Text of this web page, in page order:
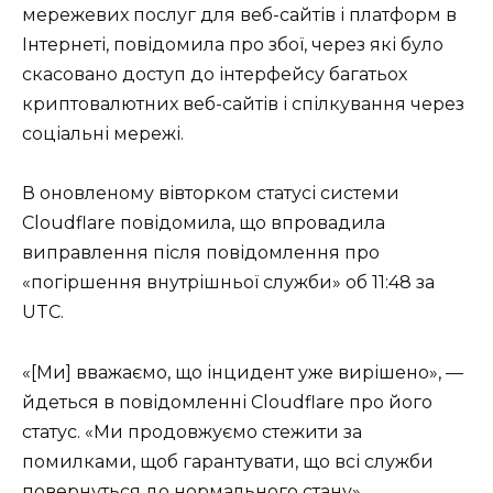
мережевих послуг для веб-сайтів і платформ в
Інтернеті, повідомила про збої, через які було
скасовано доступ до інтерфейсу багатьох
криптовалютних веб-сайтів і спілкування через
соціальні мережі.
В оновленому вівторком статусі системи
Cloudflare повідомила, що впровадила
виправлення після повідомлення про
«погіршення внутрішньої служби» об 11:48 за
UTC.
«[Ми] вважаємо, що інцидент уже вирішено», —
йдеться в повідомленні Cloudflare про його
статус. «Ми продовжуємо стежити за
помилками, щоб гарантувати, що всі служби